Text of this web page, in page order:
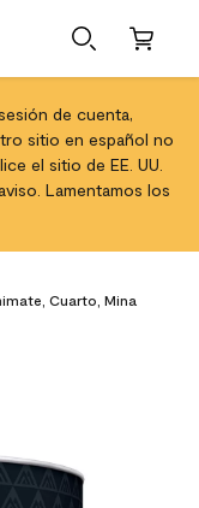
de cuenta,
sitio en español no
el sitio de EE. UU.
Lamentamos los
Cuarto, Mina